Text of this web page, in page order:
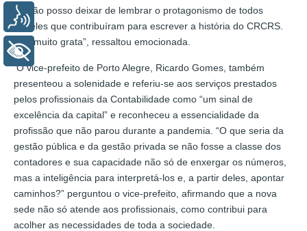
eu não posso deixar de lembrar o protagonismo de todos
aqueles que contribuíram para escrever a história do CRCRS.
Sou muito grata”, ressaltou emocionada.
O vice-prefeito de Porto Alegre, Ricardo Gomes, também
presenteou a solenidade e referiu-se aos serviços prestados
pelos profissionais da Contabilidade como “um sinal de
excelência da capital” e reconheceu a essencialidade da
profissão que não parou durante a pandemia. “O que seria da
gestão pública e da gestão privada se não fosse a classe dos
contadores e sua capacidade não só de enxergar os números,
mas a inteligência para interpretá-los e, a partir deles, apontar
caminhos?” perguntou o vice-prefeito, afirmando que a nova
sede não só atende aos profissionais, como contribui para
acolher as necessidades de toda a sociedade.
Voz
+ Acessibilidade